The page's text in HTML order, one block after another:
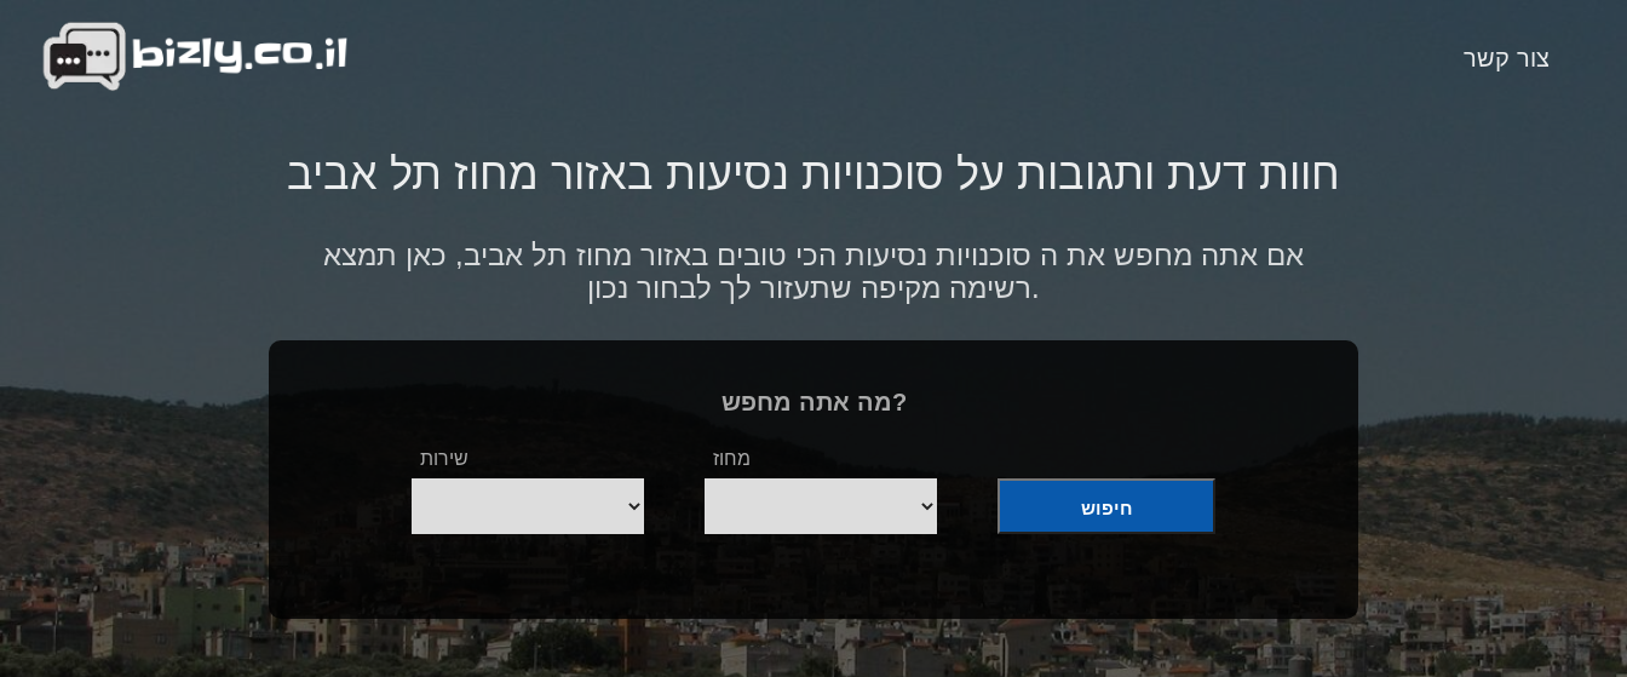
צור קשר
חוות דעת ותגובות על סוכנויות נסיעות באזור מחוז תל אביב
אם אתה מחפש את ה סוכנויות נסיעות הכי טובים באזור מחוז תל אביב, כאן תמצא
רשימה מקיפה שתעזור לך לבחור נכון.
מה אתה מחפש?
שירות מחוז
חיפוש